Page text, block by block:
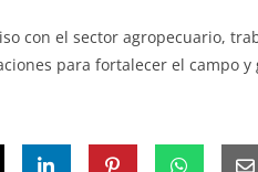
con el sector agropecuario,
para fortalecer el campo